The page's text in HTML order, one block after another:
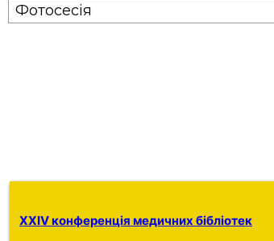
Фотосесія
XXIV конференція медичних бібліотек